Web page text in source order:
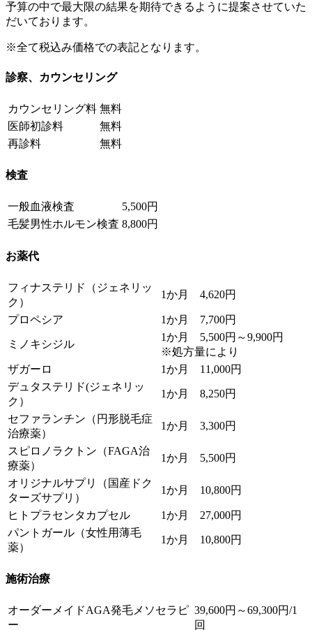
予算の中で最大限の結果を期待できるように提案させていた
だいております。
※全て税込み価格での表記となります。
診察、カウンセリング
カウンセリング料 無料
医師初診料
無料
再診料
無料
検査
一般血液検査
5,500円
毛髪男性ホルモン検査 8,800円
お薬代
フィナステリド（ジェネリッ
ク）
1か月 4,620円
プロペシア 1か月 7,700円
ミノキシジル
1か月 5,500円～9,900円
※処方量により
ザガーロ
1か月 11,000円
デュタステリド(ジェネリッ
ク）
1か月 8,250円
セファランチン（円形脱毛症
治療薬）
1か月 3,300円
スピロノラクトン（FAGA治
療薬）
1か月 5,500円
オリジナルサプリ（国産ドク
ターズサプリ）
1か月 10,800円
ヒトプラセンタカプセル
1か月 27,000円
パントガール（女性用薄毛
薬）
1か月 10,800円
施術治療
オーダーメイドAGA発毛メソセラピ
ー
39,600円～69,300円/1
回